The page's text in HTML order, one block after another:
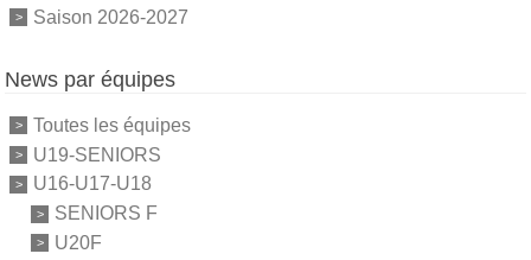
Saison 2026-2027
News par équipes
Toutes les équipes
U19-SENIORS
U16-U17-U18
SENIORS F
U20F